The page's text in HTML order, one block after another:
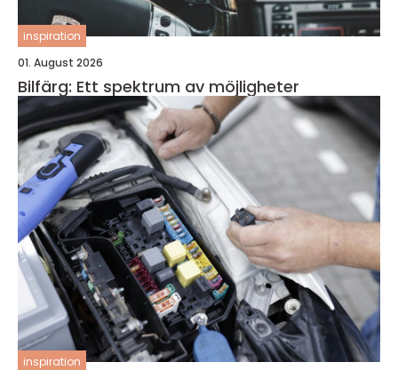
inspiration
01. August 2026
Bilfärg: Ett spektrum av möjligheter
inspiration